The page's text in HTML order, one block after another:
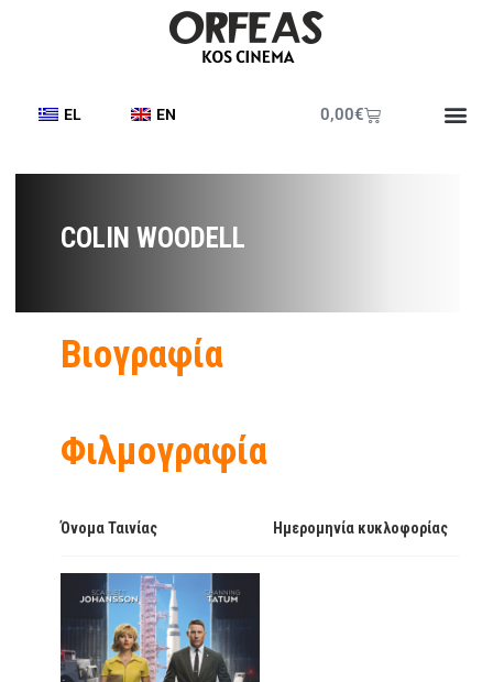
EL EN 0,00€
COLIN WOODELL
Βιογραφία
Φιλμογραφία
Όνομα Ταινίας Ημερομηνία κυκλοφορίας